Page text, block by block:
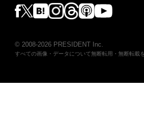
© 2008-2026 PRESIDENT Inc.
すべての画像・データについて無断転用・無断転載